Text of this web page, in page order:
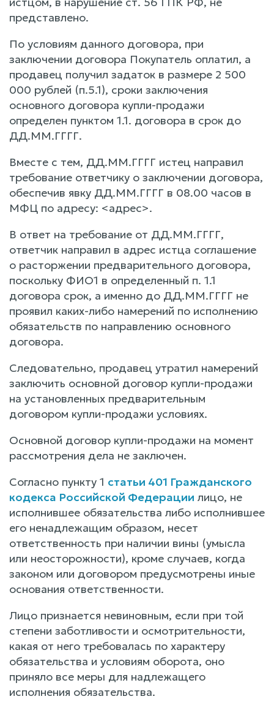
представлено.
По условиям данного договора, при
заключении договора Покупатель оплатил, а
продавец получил задаток в размере 2 500
000 рублей (п.5.1), сроки заключения
основного договора купли-продажи
определен пунктом 1.1. договора в срок до
ДД.ММ.ГГГГ.
Вместе с тем, ДД.ММ.ГГГГ истец направил
требование ответчику о заключении договора,
обеспечив явку ДД.ММ.ГГГГ в 08.00 часов в
МФЦ по адресу: <адрес>.
В ответ на требование от ДД.ММ.ГГГГ,
ответчик направил в адрес истца соглашение
о расторжении предварительного договора,
поскольку ФИО1 в определенный п. 1.1
договора срок, а именно до ДД.ММ.ГГГГ не
проявил каких-либо намерений по исполнению
обязательств по направлению основного
договора.
Следовательно, продавец утратил намерений
заключить основной договор купли-продажи
на установленных предварительным
договором купли-продажи условиях.
Основной договор купли-продажи на момент
рассмотрения дела не заключен.
Согласно пункту 1 статьи 401 Гражданского
кодекса Российской Федерации лицо, не
исполнившее обязательства либо исполнившее
его ненадлежащим образом, несет
ответственность при наличии вины (умысла
или неосторожности), кроме случаев, когда
законом или договором предусмотрены иные
основания ответственности.
Лицо признается невиновным, если при той
степени заботливости и осмотрительности,
какая от него требовалась по характеру
обязательства и условиям оборота, оно
приняло все меры для надлежащего
исполнения обязательства.